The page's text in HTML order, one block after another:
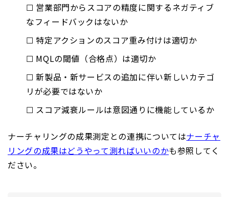
☐ 営業部門からスコアの精度に関するネガティブ
なフィードバックはないか
☐ 特定アクションのスコア重み付けは適切か
☐ MQLの閾値（合格点）は適切か
☐ 新製品・新サービスの追加に伴い新しいカテゴ
リが必要ではないか
☐ スコア減衰ルールは意図通りに機能しているか
ナーチャリングの成果測定との連携についてはナーチャ
リングの成果はどうやって測ればいいのかも参照してく
ださい。